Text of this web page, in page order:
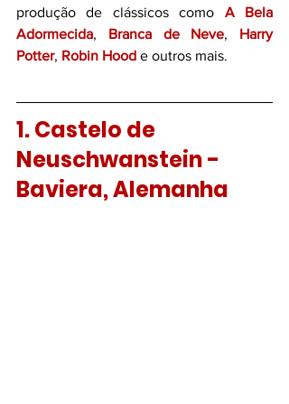
produção de clássicos como A Bela
Adormecida, Branca de Neve, Harry
Potter, Robin Hood e outros mais.
1. Castelo de
Neuschwanstein -
Baviera, Alemanha